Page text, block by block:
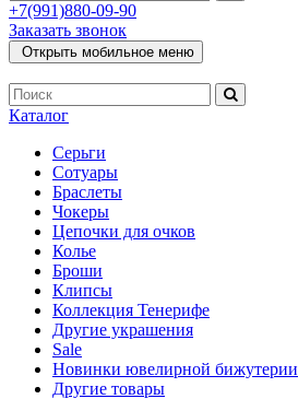
+7(991)880-09-90
Заказать звонок
Открыть мобильное меню
Каталог
Серьги
Сотуары
Браслеты
Чокеры
Цепочки для очков
Колье
Броши
Клипсы
Коллекция Тенерифе
Другие украшения
Sale
Новинки ювелирной бижутерии
Другие товары